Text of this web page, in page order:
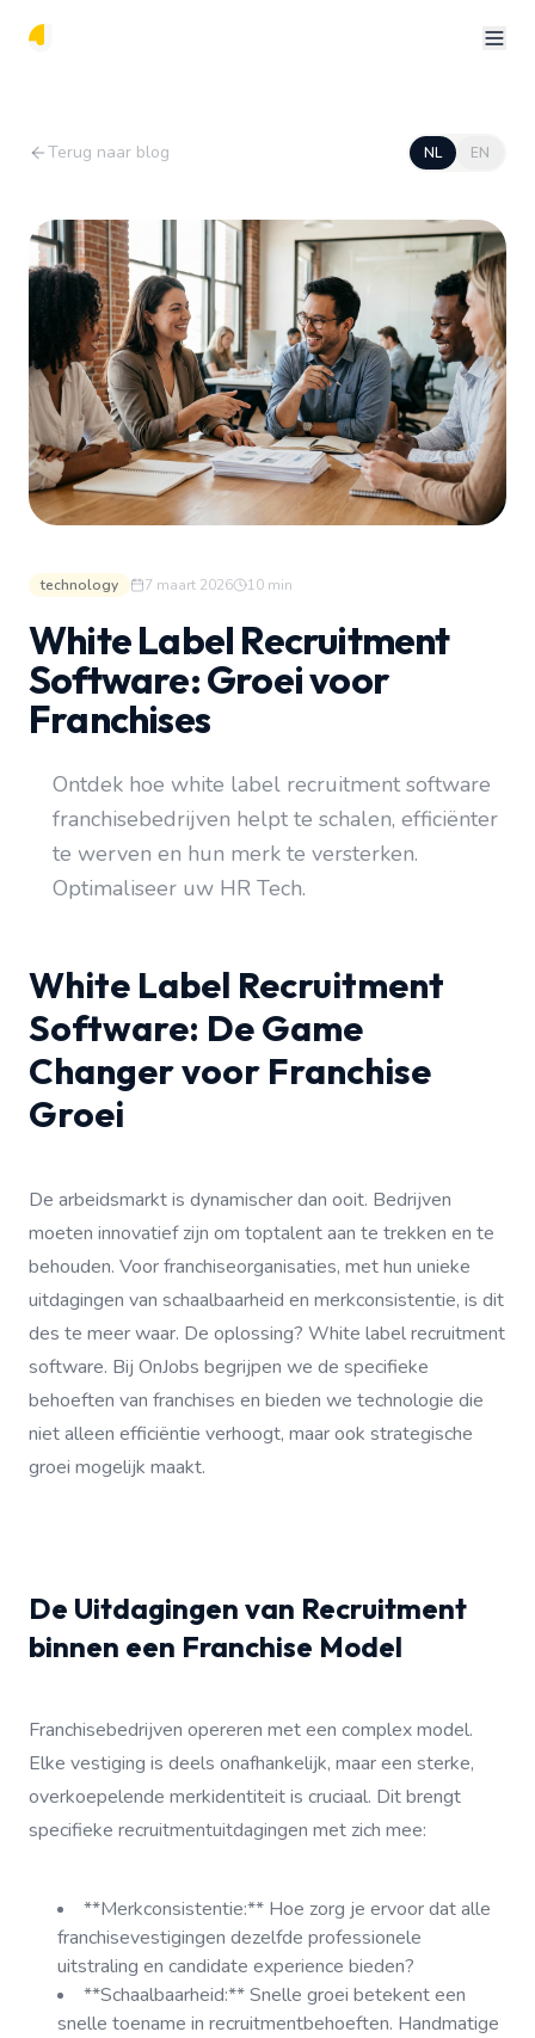
Terug naar blog NL EN
technology 7 maart 2026 10 min
White Label Recruitment
Software: Groei voor
Franchises
Ontdek hoe white label recruitment software
franchisebedrijven helpt te schalen, efficiënter
te werven en hun merk te versterken.
Optimaliseer uw HR Tech.
White Label Recruitment
Software: De Game
Changer voor Franchise
Groei
De arbeidsmarkt is dynamischer dan ooit. Bedrijven
moeten innovatief zijn om toptalent aan te trekken en te
behouden. Voor franchiseorganisaties, met hun unieke
uitdagingen van schaalbaarheid en merkconsistentie, is dit
des te meer waar. De oplossing? White label recruitment
software. Bij OnJobs begrijpen we de specifieke
behoeften van franchises en bieden we technologie die
niet alleen efficiëntie verhoogt, maar ook strategische
groei mogelijk maakt.
De Uitdagingen van Recruitment
binnen een Franchise Model
Franchisebedrijven opereren met een complex model.
Elke vestiging is deels onafhankelijk, maar een sterke,
overkoepelende merkidentiteit is cruciaal. Dit brengt
specifieke recruitmentuitdagingen met zich mee:
**Merkconsistentie:** Hoe zorg je ervoor dat alle
franchisevestigingen dezelfde professionele
uitstraling en candidate experience bieden?
**Schaalbaarheid:** Snelle groei betekent een
snelle toename in recruitmentbehoeften. Handmatige